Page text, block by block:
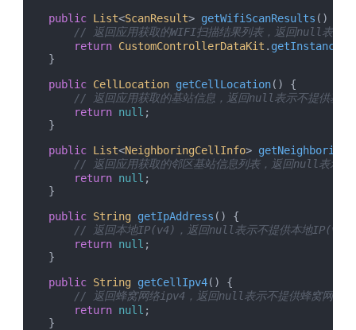
public List<ScanResult> getWifiScanResults ( ) {
// 返回应用获取的WIFI扫描结果列表，返回null表示不
return CustomControllerDataKit . getInstance
    }
public CellLocation getCellLocation( ) {
// 返回应用获取的基站信息，返回null表示不提供基站
return null ;
    }
public List<NeighboringCellInfo>
// 返回应用获取的邻区基站信息列表，返回null表示不
return null ;
    }
public String getIpAddress ( ) {
// 返回本地IP(v4)，返回null表示不提供本地IP(v4)
return null ;
    }
public String getCellIpv4( ) {
// 返回蜂窝网络ipv4，返回null表示不提供蜂窝网络
return null ;
    }